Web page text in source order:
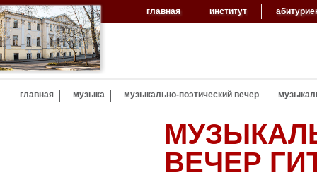
главная институт
ВЫ ЗДЕСЬ
главная музыка музыкально-поэтический вечер
ВЕЧЕР